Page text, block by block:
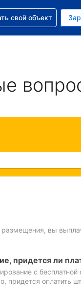
Российский рубль
— На русском
с бронированием
свой объект
вы
придется ли
с бесплатной
придется оплатить